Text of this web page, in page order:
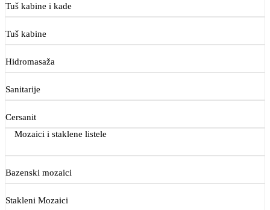
Tuš kabine i kade
Tuš kabine
Hidromasaža
Sanitarije
Cersanit
Mozaici i staklene listele
Bazenski mozaici
Stakleni Mozaici